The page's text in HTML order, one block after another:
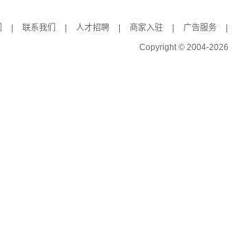
联系我们 人才招聘 商家入驻 广告服务
Copyright © 2004-2026